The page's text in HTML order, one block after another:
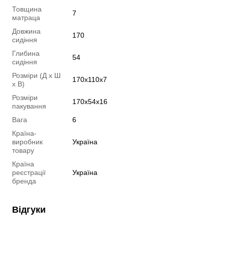
Товщина
матраца
7
Довжина
сидіння
170
Глибина
сидіння
54
Розміри (Д х Ш
х В)
170х110х7
Розміри
пакування
170x54x16
Вага
6
Країна-
виробник
товару
Україна
Країна
реєстрації
бренда
Україна
Відгуки